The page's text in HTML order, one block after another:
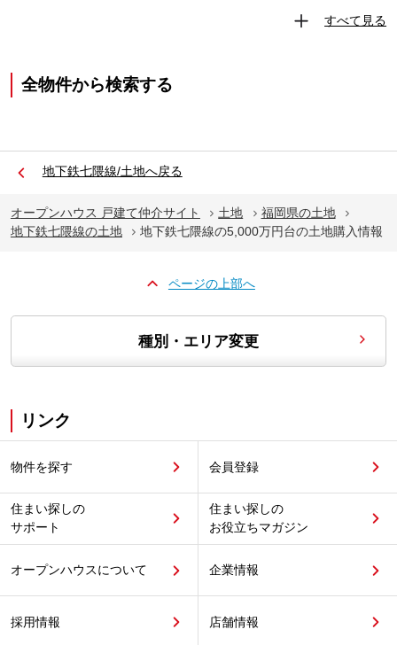
すべて見る
全物件から検索する
地下鉄七隈線/土地へ戻る
オープンハウス 戸建て仲介サイト 土地
福岡県の土地
地下鉄七隈線の土地
地下鉄七隈線の5,000万円台の土地購入情報
ページの上部へ
種別・エリア変更
リンク
物件を探す 会員登録
住まい探しの
サポート
住まい探しの
お役立ちマガジン
オープンハウスについて 企業情報
採用情報 店舗情報